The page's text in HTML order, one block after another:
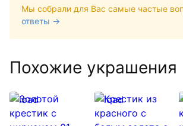
Мы собрали для Вас самые частые
ответы →
Похожие украшения